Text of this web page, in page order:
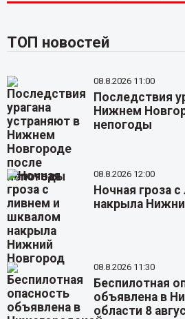
ТОП новостей
08.8.2026 11:00
Последствия
Нижнем
непогоды
08.8.2026 12:00
Ночная гроза
накрыла
08.8.2026 11:30
Беспилотная
объявлена в
области 8